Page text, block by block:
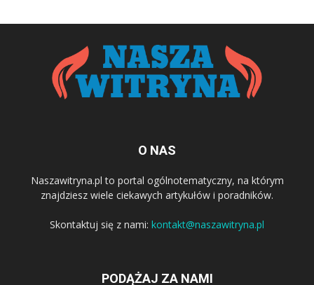
O NAS
Naszawitryna.pl to portal ogólnotematyczny, na którym
znajdziesz wiele ciekawych artykułów i poradników.
Skontaktuj się z nami: kontakt@naszawitryna.pl
PODĄŻAJ ZA NAMI